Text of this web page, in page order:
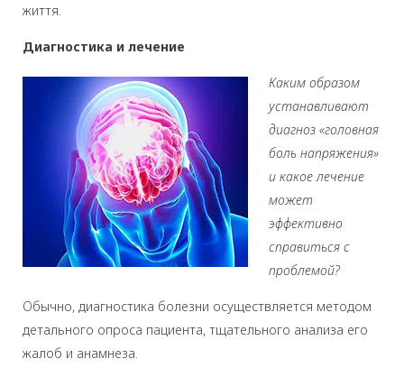
життя.
Диагностика и лечение
Каким образом
устанавливают
диагноз «головная
боль напряжения»
и какое лечение
может
эффективно
справиться с
проблемой?
Обычно, диагностика болезни осуществляется методом
детального опроса пациента, тщательного анализа его
жалоб и анамнеза.